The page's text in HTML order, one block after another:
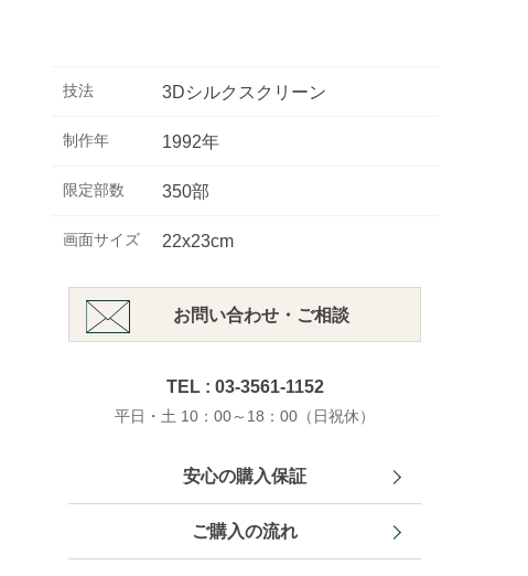
技法 3Dシルクスクリーン
制作年 1992年
限定部数 350部
画面サイズ 22x23cm
お問い合わせ・ご相談
TEL : 03-3561-1152
平日・土 10：00～18：00（日祝休）
安心の購入保証
ご購入の流れ